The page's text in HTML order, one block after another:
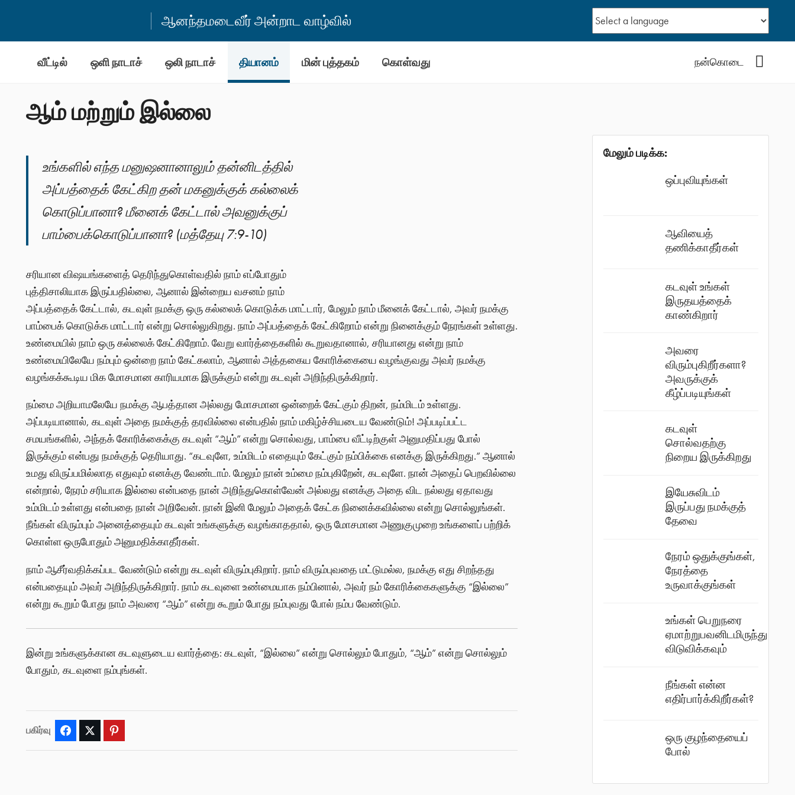
ஆனந்தமடைவீர் அன்றாட வாழ்வில்
வீட்டில் ஒளி நாடாச் ஒலி நாடாச் தியானம் மின் புத்தகம் கொள்வது நன்கொடை
ஆம் மற்றும் இல்லை
உங்களில் எந்த மனுஷனானாலும் தன்னிடத்தில்
அப்பத்தைக் கேட்கிற தன் மகனுக்குக் கல்லைக்
கொடுப்பானா? மீனைக் கேட்டால் அவனுக்குப்
பாம்பைக்கொடுப்பானா? (மத்தேயு 7:9-10)
சரியான விஷயங்களைத் தெரிந்துகொள்வதில் நாம் எப்போதும்
புத்திசாலியாக இருப்பதில்லை, ஆனால் இன்றைய வசனம் நாம்
அப்பத்தைக் கேட்டால், கடவுள் நமக்கு ஒரு கல்லைக் கொடுக்க மாட்டார், மேலும் நாம் மீனைக் கேட்டால், அவர் நமக்கு
பாம்பைக் கொடுக்க மாட்டார் என்று சொல்லுகிறது. நாம் அப்பத்தைக் கேட்கிறோம் என்று நினைக்கும் நேரங்கள் உள்ளது.
உண்மையில் நாம் ஒரு கல்லைக் கேட்கிறோம். வேறு வார்த்தைகளில் கூறுவதானால், சரியானது என்று நாம்
உண்மையிலேயே நம்பும் ஒன்றை நாம் கேட்கலாம், ஆனால் அத்தகைய கோரிக்கையை வழங்குவது அவர் நமக்கு
வழங்கக்கூடிய மிக மோசமான காரியமாக இருக்கும் என்று கடவுள் அறிந்திருக்கிறார்.
நம்மை அறியாமலேயே நமக்கு ஆபத்தான அல்லது மோசமான ஒன்றைக் கேட்கும் திறன், நம்மிடம் உள்ளது.
அப்படியானால், கடவுள் அதை நமக்குத் தரவில்லை என்பதில் நாம் மகிழ்ச்சியடைய வேண்டும்! அப்படிப்பட்ட
சமயங்களில், அந்தக் கோரிக்கைக்கு கடவுள் “ஆம்” என்று சொல்வது, பாம்பை வீட்டிற்குள் அனுமதிப்பது போல்
இருக்கும் என்பது நமக்குத் தெரியாது. “கடவுளே, உம்மிடம் எதையும் கேட்கும் நம்பிக்கை எனக்கு இருக்கிறது.” ஆனால்
உமது விருப்பமில்லாத எதுவும் எனக்கு வேண்டாம். மேலும் நான் உம்மை நம்புகிறேன், கடவுளே. நான் அதைப் பெறவில்லை
என்றால், நேரம் சரியாக இல்லை என்பதை நான் அறிந்துகொள்வேன் அல்லது எனக்கு அதை விட நல்லது ஏதாவது
உம்மிடம் உள்ளது என்பதை நான் அறிவேன். நான் இனி மேலும் அதைக் கேட்க நினைக்கவில்லை என்று சொல்லுங்கள்.
நீங்கள் விரும்பும் அனைத்தையும் கடவுள் உங்களுக்கு வழங்காததால், ஒரு மோசமான அணுகுமுறை உங்களைப் பற்றிக்
கொள்ள ஒருபோதும் அனுமதிக்காதீர்கள்.
நாம் ஆசீர்வதிக்கப்பட வேண்டும் என்று கடவுள் விரும்புகிறார். நாம் விரும்புவதை மட்டுமல்ல, நமக்கு எது சிறந்தது
என்பதையும் அவர் அறிந்திருக்கிறார். நாம் கடவுளை உண்மையாக நம்பினால், அவர் நம் கோரிக்கைகளுக்கு “இல்லை”
என்று கூறும் போது நாம் அவரை “ஆம்” என்று கூறும் போது நம்புவது போல் நம்ப வேண்டும்.
இன்று உங்களுக்கான கடவுளுடைய வார்த்தை: கடவுள், “இல்லை” என்று சொல்லும் போதும், “ஆம்” என்று சொல்லும்
போதும், கடவுளை நம்புங்கள்.
பகிர்வு Facebook Twitter
மேலும் படிக்க:
ஒப்புவியுங்கள்
ஆவியைத்
தணிக்காதீர்கள்
கடவுள் உங்கள்
இருதயத்தைக்
காண்கிறார்
அவரை
விரும்புகிறீர்களா?
அவருக்குக்
கீழ்ப்படியுங்கள்
கடவுள்
சொல்வதற்கு
நிறைய இருக்கிறது
இயேசுவிடம்
இருப்பது நமக்குத்
தேவை
நேரம் ஒதுக்குங்கள்,
நேரத்தை
உருவாக்குங்கள்
உங்கள் பெறுநரை
ஏமாற்றுபவனிடமிருந்து
விடுவிக்கவும்
நீங்கள் என்ன
எதிர்பார்க்கிறீர்கள்?
ஒரு குழந்தையைப்
போல்